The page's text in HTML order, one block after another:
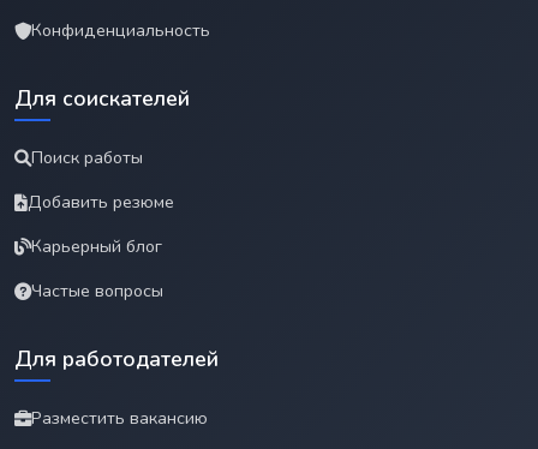
Конфиденциальность
Для соискателей
Поиск работы
Добавить резюме
Карьерный блог
Частые вопросы
Для работодателей
Разместить вакансию